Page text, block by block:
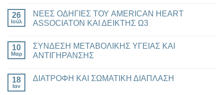
σχόλια
στο
ΕΜΜΗΝΟΠΑΥΣΗ,
ΑΠΩΛΕΙΑ
ΛΙΠΟΥΣ
26
Ιούλ
ΝΕΕΣ ΟΔΗΓΙΕΣ ΤΟΥ AMERICAN HEART
ASSOCIATON ΚΑΙ ΔΕΙΚΤΗΣ Ω3
σχόλια
στο
ΝΕΕΣ
AMERICAN
10
Μαρ
ΣΥΝΔΕΣΗ ΜΕΤΑΒΟΛΙΚΗΣ ΥΓΕΙΑΣ ΚΑΙ
ΑΝΤΙΓΗΡΑΝΣΗΣ
σχόλια
18
Ιαν
ΔΙΑΤΡΟΦΗ ΚΑΙ ΣΩΜΑΤΙΚΗ ΔΙΑΠΛΑΣΗ